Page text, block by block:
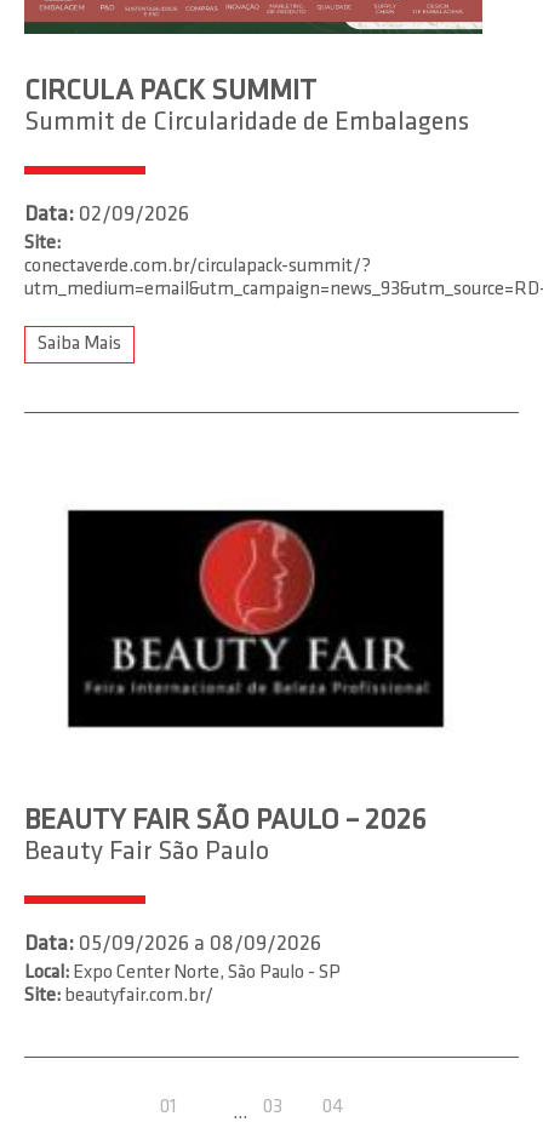
CIRCULA PACK SUMMIT
Summit de Circularidade de Embalagens
Data: 02/09/2026
Site:
conectaverde.com.br/circulapack-summit/?
Saiba Mais
BEAUTY FAIR SÃO PAULO – 2026
Beauty Fair São Paulo
Data: 05/09/2026 a 08/09/2026
Local: Expo Center Norte, São Paulo - SP
Site: beautyfair.com.br/
01 … 03 04